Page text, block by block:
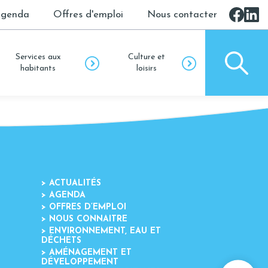
Offres d'emploi Nous contacter
Services aux
habitants
Culture et
loisirs
> ACTUALITÉS
> AGENDA
> OFFRES D’EMPLOI
> NOUS CONNAITRE
> ENVIRONNEMENT, EAU ET
DÉCHETS
> AMÉNAGEMENT ET
DÉVELOPPEMENT